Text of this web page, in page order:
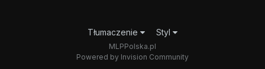
Tłumaczenie Styl
MLPPolska.pl
Powered by Invision Community